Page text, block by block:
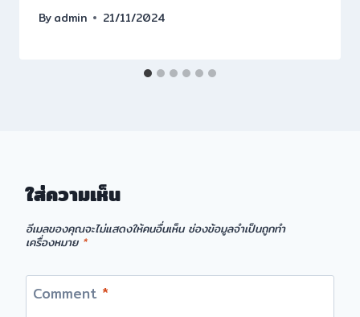
Byadmin 21/11/2024
ใส่ความเห็น
อีเมลของคุณจะไม่แสดงให้คนอื่นเห็น ช่องข้อมูลจำเป็นถูกทำ
เครื่องหมาย *
Comment *